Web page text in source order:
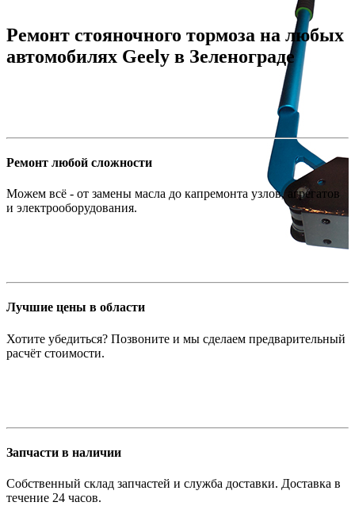
Ремонт стояночного тормоза на любых
автомобилях Geely в Зеленограде
Ремонт любой сложности
Можем всё - от замены масла до капремонта узлов, агрегатов
и электрооборудования.
Лучшие цены в области
Хотите убедиться? Позвоните и мы сделаем предварительный
расчёт стоимости.
Запчасти в наличии
Собственный склад запчастей и служба доставки. Доставка в
течение 24 часов.